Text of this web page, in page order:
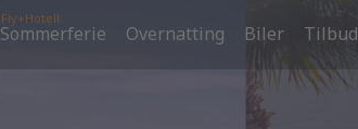
Fly+Hotell
Sommerferie Overnatting Biler Tilbud